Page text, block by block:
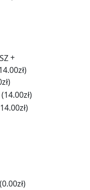
+
(14.00zł)
(0.00zł)